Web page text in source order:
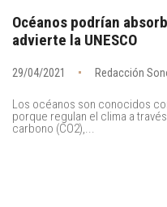
Océanos podrían
advierte la UNESCO
29/04/2021 Redacción
Los océanos son conocidos
porque regulan el clima a
carbono (CO2),...